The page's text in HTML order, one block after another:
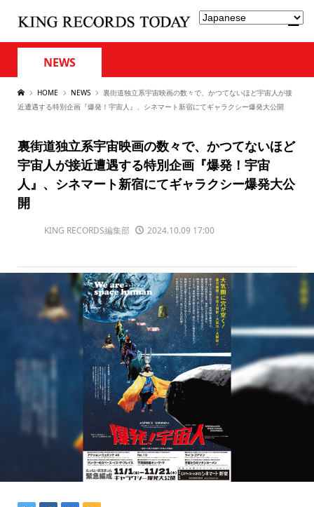
NEWS
HOME NEWS
裏街道独立系宇宙映画の数々で、かつてないほど宇宙人が接
近遭遇する特別企画『爆発！宇宙人』、シネマート新宿にてギャラクシー爆発大公開
裏街道独立系宇宙映画の数々で、かつてないほど
宇宙人が接近遭遇する特別企画『爆発！宇宙
人』、シネマート新宿にてギャラクシー爆発大公
開
KING RECORDS編集部 2024.10.09 17:00